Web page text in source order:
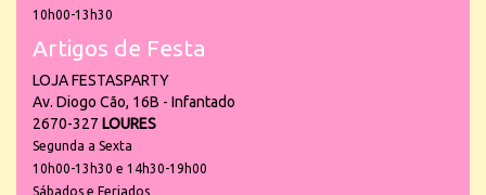
10h00-13h30
Artigos de Festa
LOJA FESTASPARTY
Av. Diogo Cão, 16B - Infantado
2670-327 LOURES
Segunda a Sexta
10h00-13h30 e 14h30-19h00
Sábados e Feriados